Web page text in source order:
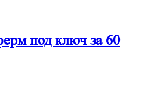
под ключ за 60